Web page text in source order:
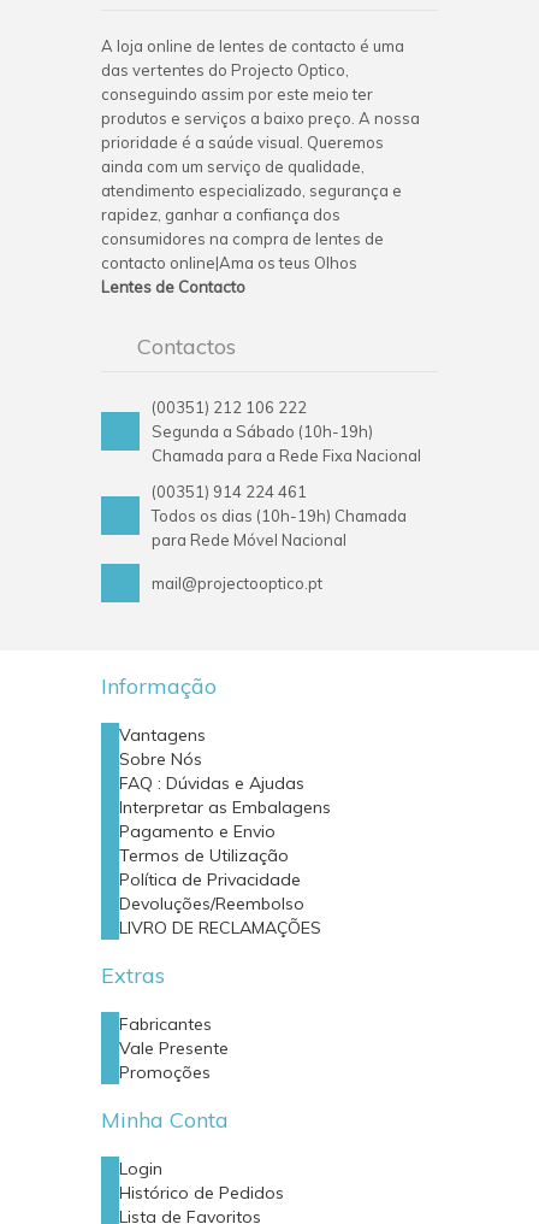
A loja online de lentes de contacto é uma
das vertentes do Projecto Optico,
conseguindo assim por este meio ter
produtos e serviços a baixo preço. A nossa
prioridade é a saúde visual. Queremos
ainda com um serviço de qualidade,
atendimento especializado, segurança e
rapidez, ganhar a confiança dos
consumidores na compra de lentes de
contacto online|Ama os teus Olhos
Lentes de Contacto
Contactos
(00351) 212 106 222
Segunda a Sábado (10h-19h)
Chamada para a Rede Fixa Nacional
(00351) 914 224 461
Todos os dias (10h-19h) Chamada
para Rede Móvel Nacional
mail@projectooptico.pt
Informação
Vantagens
Sobre Nós
FAQ : Dúvidas e Ajudas
Interpretar as Embalagens
Pagamento e Envio
Termos de Utilização
Política de Privacidade
Devoluções/Reembolso
LIVRO DE RECLAMAÇÕES
Extras
Fabricantes
Vale Presente
Promoções
Minha Conta
Login
Histórico de Pedidos
Lista de Favoritos